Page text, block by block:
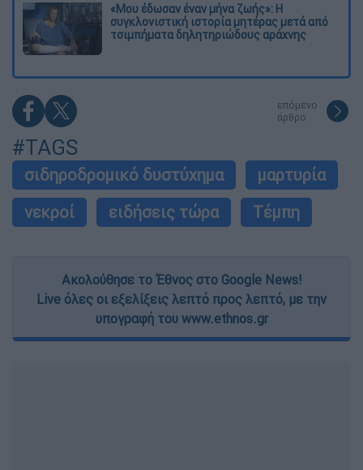
«Μου έδωσαν έναν μήνα ζωής»: Η
συγκλονιστική ιστορία μητέρας μετά από
τσιμπήματα δηλητηριώδους αράχνης
επόμενο
άρθρο
#TAGS
σιδηροδρομικό δυστύχημα
μαρτυρία
νεκροί
ειδήσεις τώρα Τέμπη
Ακολούθησε το Έθνος στο Google News!
Live όλες οι εξελίξεις λεπτό προς λεπτό, με την
υπογραφή του www.ethnos.gr